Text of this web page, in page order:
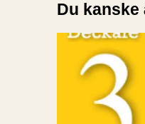
Du kanske